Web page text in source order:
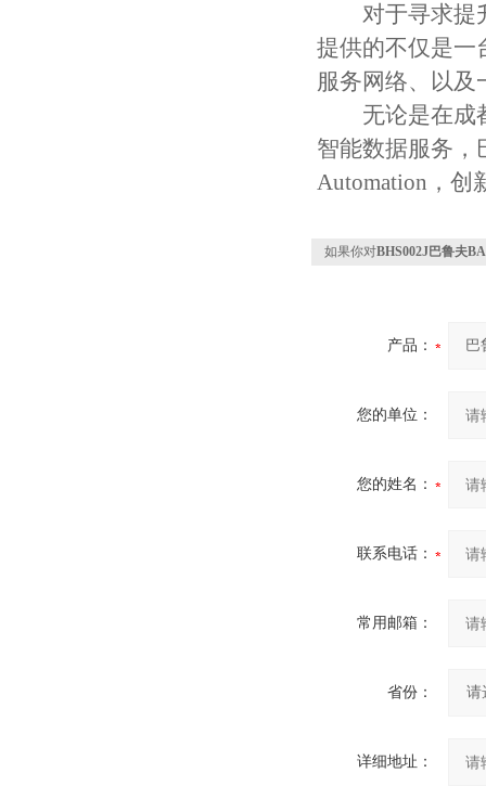
对于寻求提升
提供的不仅是一
服务网络、以及
无论是在成都
智能数据服务
Automation，创
如果你对BHS002J巴鲁夫
产品：
您的单位：
您的姓名：
联系电话：
常用邮箱：
省份：
详细地址：